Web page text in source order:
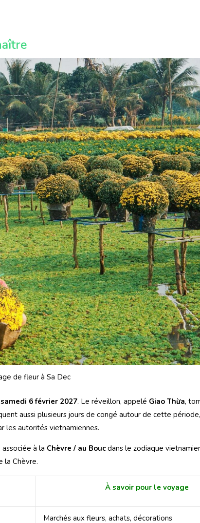
de fleur à Sa Dec
samedi 6 février 2027. Le réveillon, appelé Giao Thừa,
aussi plusieurs jours de congé autour de cette
les autorités vietnamiennes.
associée à la Chèvre / au Boucdans le zodiaque
la Chèvre.
À savoir pour le voyage
Marchés aux fleurs, achats, décorations